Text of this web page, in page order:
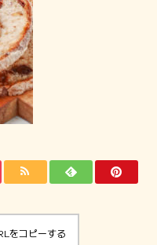
をコピーする